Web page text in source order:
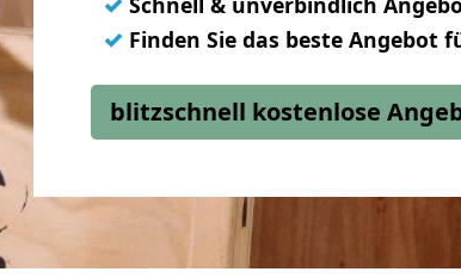
✓ Finden Sie das beste Angebot
blitzschnell kostenlose